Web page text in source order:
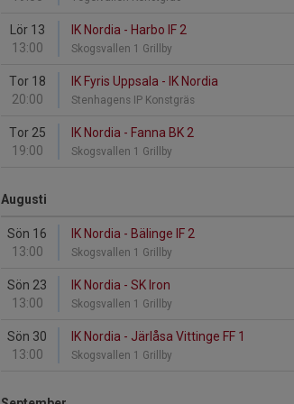
Lör 13
13:00
IK Nordia - Harbo IF 2
Skogsvallen 1 Grillby
Tor 18
20:00
IK Fyris Uppsala - IK Nordia
Stenhagens IP Konstgräs
Tor 25
19:00
IK Nordia - Fanna BK 2
Skogsvallen 1 Grillby
Augusti
Sön 16
13:00
IK Nordia - Bälinge IF 2
Skogsvallen 1 Grillby
Sön 23
13:00
IK Nordia - SK Iron
Skogsvallen 1 Grillby
Sön 30
13:00
IK Nordia - Järlåsa Vittinge FF 1
Skogsvallen 1 Grillby